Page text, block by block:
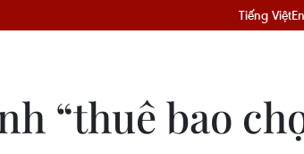
Tiếng Việt
“thuê bao